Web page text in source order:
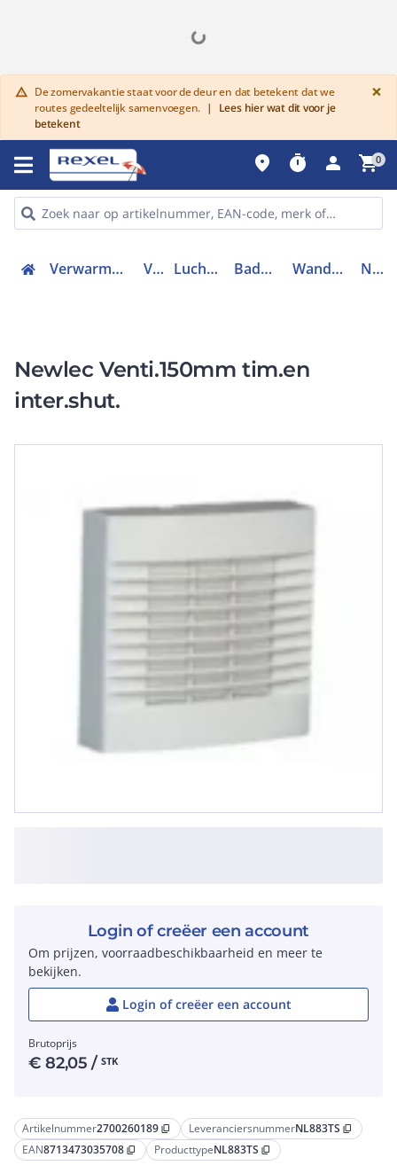
warning De zomervakantie staat voor de deur en dat betekent dat we
routes gedeeltelijk samenvoegen. |
Lees hier wat dit voor je
betekent
×
place timer person shopping_cart0
Verwarmen, Koelen en Ventileren Ventilatie Luchtafvoersysteem Badkamerventilator Wandopbouwventilator NL883TS
Newlec Venti.150mm tim.en
inter.shut.
Artikelnummer2700260189 content_copy LeveranciersnummerNL883TS content_copy
EAN8713473035708 content_copy ProducttypeNL883TS content_copy
Login of creëer een account
Om prijzen, voorraadbeschikbaarheid en meer te
bekijken.
Login of creëer een account
Brutoprijs
€82,05 / STK